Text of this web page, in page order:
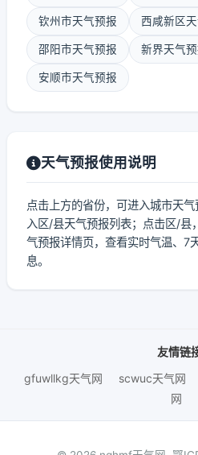
钦州市天气预报 西咸新区
邵阳市天气预报 新界天气
安顺市天气预报
天气预报使用说明
点击上方的省份，可进入城市天
入区/县天气预报列表；点击区/县
气预报详情页，查看实时气温、7
息。
友情链
gfuwllkg天气网
scwuc天气网
网